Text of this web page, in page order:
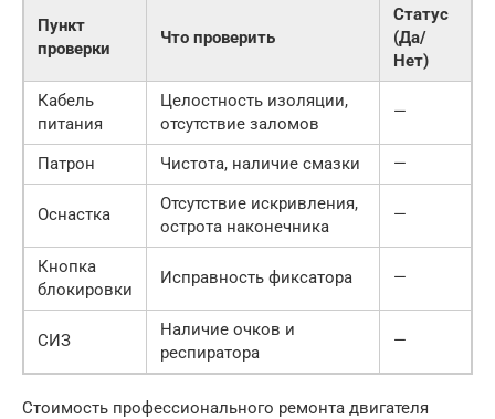
Пункт
проверки
Что проверить
Статус
(Да/
Нет)
Кабель
питания
Целостность изоляции,
отсутствие заломов
—
Патрон Чистота, наличие смазки —
Оснастка
Отсутствие искривления,
острота наконечника
—
Кнопка
блокировки
Исправность фиксатора —
СИЗ
Наличие очков и
респиратора
—
Стоимость профессионального ремонта двигателя